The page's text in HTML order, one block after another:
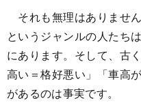
それも無理はありませ
というジャンルの人たち
にあります。そして、古
高い＝格好悪い」「車高
があるのは事実です。